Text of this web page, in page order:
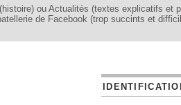
ou Actualités (textes explicatifs et
de Facebook (trop succints et